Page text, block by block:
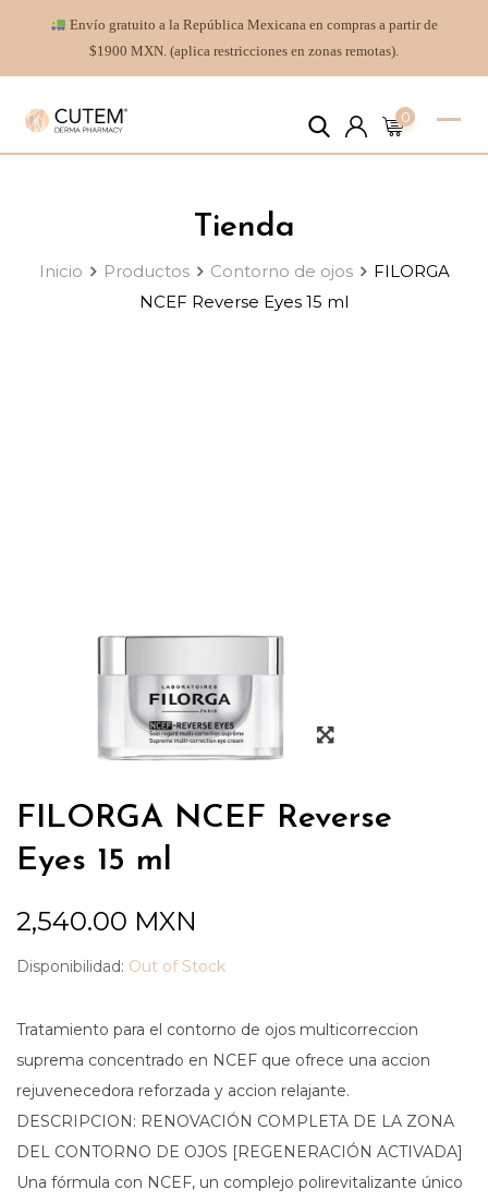
Envío gratuito a la República Mexicana en compras a partir de
$1900 MXN. (aplica restricciones en zonas remotas).
0
Tienda
Inicio Productos Contorno de ojos
FILORGA
NCEF Reverse Eyes 15 ml
FILORGA NCEF Reverse
Eyes 15 ml
2,540.00 MXN
Disponibilidad: Out of Stock
Tratamiento para el contorno de ojos multicorreccion
suprema concentrado en NCEF que ofrece una accion
rejuvenecedora reforzada y accion relajante.
DESCRIPCION: RENOVACIÓN COMPLETA DE LA ZONA
DEL CONTORNO DE OJOS [REGENERACIÓN ACTIVADA]
Una fórmula con NCEF, un complejo polirevitalizante único